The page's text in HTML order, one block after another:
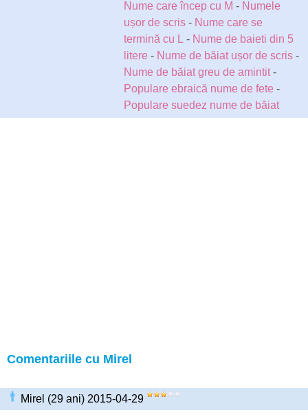
Nume care încep cu M - Numele
ușor de scris - Nume care se
termină cu L - Nume de baieti din 5
litere - Nume de băiat ușor de scris -
Nume de băiat greu de amintit-
Populare ebraică nume de fete -
Populare suedez nume de băiat
Comentariile cu Mirel
Mirel (29 ani) 2015-04-29